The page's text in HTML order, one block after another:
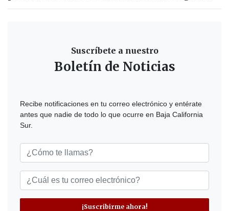
Suscríbete a nuestro
Boletín de Noticias
Recibe notificaciones en tu correo electrónico y entérate
antes que nadie de todo lo que ocurre en Baja California
Sur.
¡Suscribirme ahora!